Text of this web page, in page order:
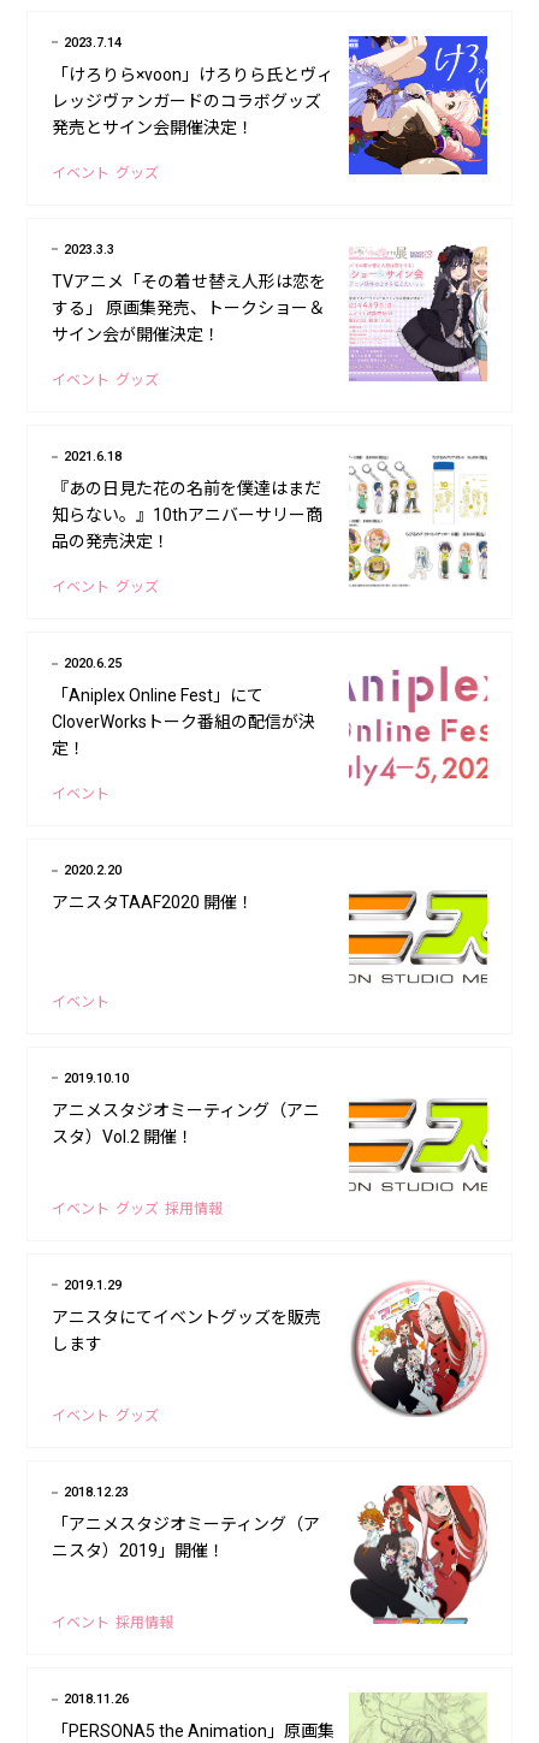
2023.7.14
「けろりら×voon」けろりら氏とヴィ
レッジヴァンガードのコラボグッズ
発売とサイン会開催決定！
イベント グッズ
2023.3.3
TVアニメ「その着せ替え人形は恋を
する」 原画集発売、トークショー＆
サイン会が開催決定！
イベント グッズ
2021.6.18
『あの日見た花の名前を僕達はまだ
知らない。』10thアニバーサリー商
品の発売決定！
イベント グッズ
2020.6.25
「Aniplex Online Fest」にて
CloverWorksトーク番組の配信が決
定！
イベント
2020.2.20
アニスタTAAF2020 開催！
イベント
2019.10.10
アニメスタジオミーティング（アニ
スタ）Vol.2 開催！
イベント グッズ 採用情報
2019.1.29
アニスタにてイベントグッズを販売
します
イベント グッズ
2018.12.23
「アニメスタジオミーティング（ア
ニスタ）2019」開催！
イベント 採用情報
2018.11.26
「PERSONA5 the Animation」原画集